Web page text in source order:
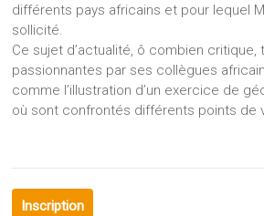
différents pays africains et pour lequel
sollicité.
Ce sujet d’actualité, ô combien critique,
passionnantes par ses collègues
comme l’illustration d’un exercice de
où sont confrontés différents points de
Inscription